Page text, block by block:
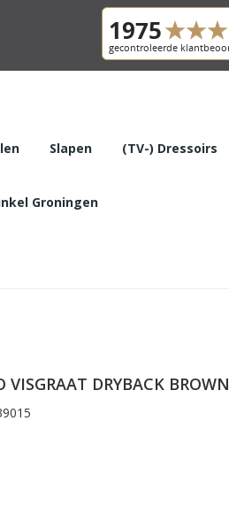
Slapen (TV-) Dressoirs
Groningen
VISGRAAT DRYBACK BROWN